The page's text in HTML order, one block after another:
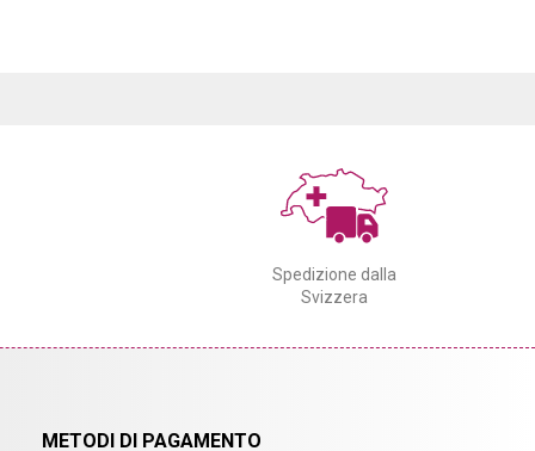
Spedizione dalla
Svizzera
METODI DI PAGAMENTO